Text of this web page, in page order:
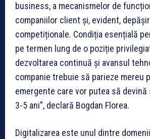
business, a mecanismelor de
companiilor client și, evident,
competiționale. Condiția esențială
pe termen lung de o poziție
dezvoltarea continuă și avansul
companie trebuie să parieze mereu
emergente care vor putea să devină
3-5 ani”, declară Bogdan Florea.
Digitalizarea este unul dintre